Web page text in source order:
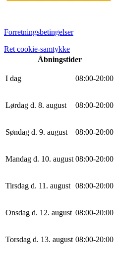
Forretningsbetingelser
Ret cookie-samtykke
Åbningstider
I dag 08:00-20:00
Lørdag d. 8. august 08:00-20:00
Søndag d. 9. august 08:00-20:00
Mandag d. 10. august 08:00-20:00
Tirsdag d. 11. august 08:00-20:00
Onsdag d. 12. august 08:00-20:00
Torsdag d. 13. august 08:00-20:00